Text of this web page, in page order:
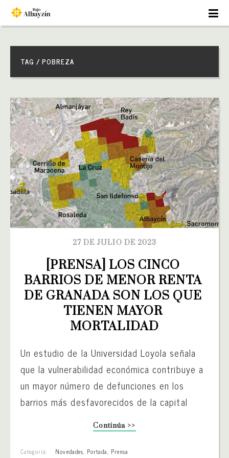
TAG / POBREZA
27 DE JULIO DE 2023
[PRENSA] LOS CINCO
BARRIOS DE MENOR RENTA
DE GRANADA SON LOS QUE
TIENEN MAYOR
MORTALIDAD
Un estudio de la Universidad Loyola señala
que la vulnerabilidad económica contribuye a
un mayor número de defunciones en los
barrios más desfavorecidos de la capital
Continúa >>
Categoría: Novedades, Portada, Prensa